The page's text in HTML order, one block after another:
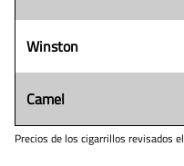
Winston
Camel
Precios de los cigarrillos revisados el